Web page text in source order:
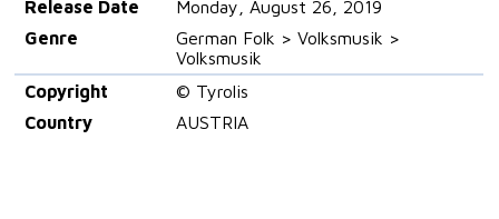
Release Date
Monday, August 26, 2019
Genre
German Folk > Volksmusik >
Volksmusik
Copyright
© Tyrolis
Country
AUSTRIA